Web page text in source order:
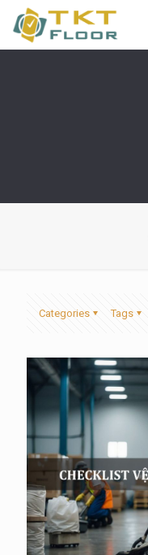
Categories Tags